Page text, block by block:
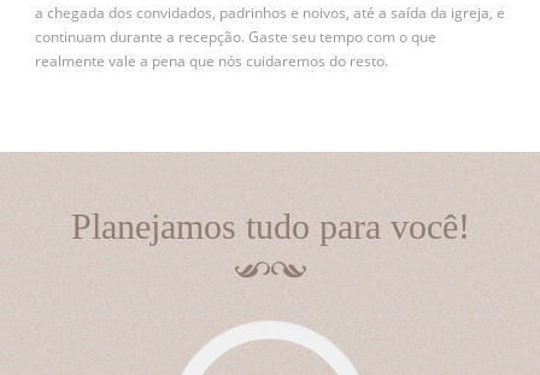
a chegada dos convidados, padrinhos e noivos, até a saída da igreja, e
continuam durante a recepção. Gaste seu tempo com o que
realmente vale a pena que nós cuidaremos do resto.
Planejamos tudo para você!